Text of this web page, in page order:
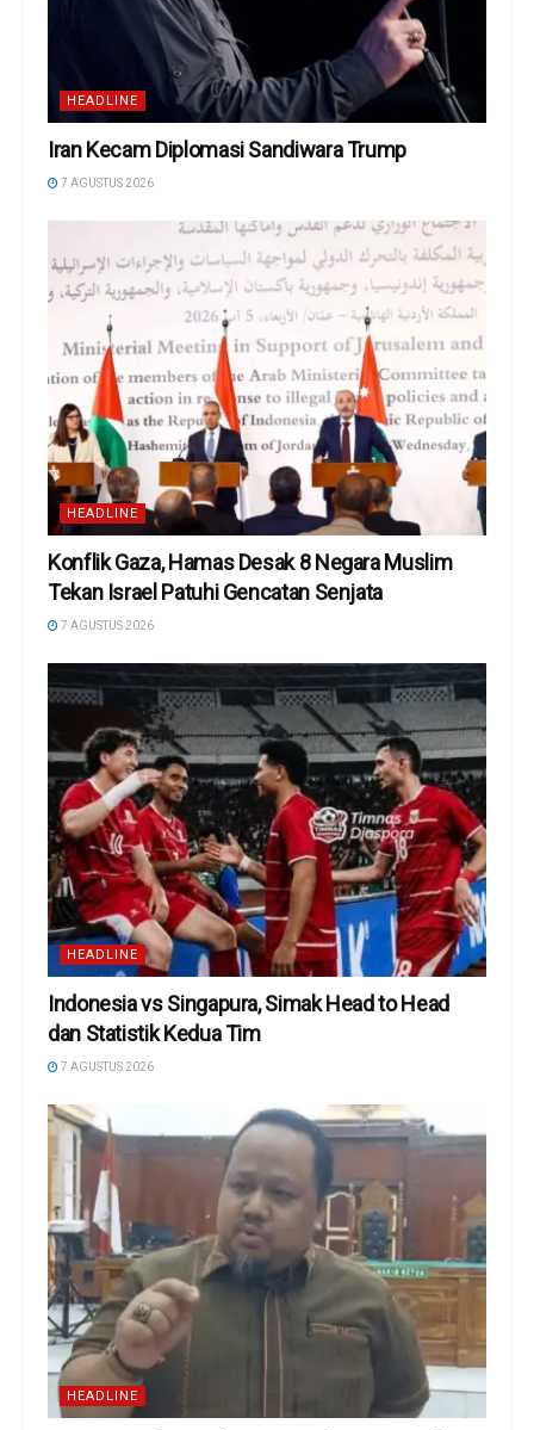
HEADLINE
Iran Kecam Diplomasi Sandiwara Trump
7 AGUSTUS 2026
HEADLINE
Konflik Gaza, Hamas Desak 8 Negara Muslim
Tekan Israel Patuhi Gencatan Senjata
7 AGUSTUS 2026
HEADLINE
Indonesia vs Singapura, Simak Head to Head
dan Statistik Kedua Tim
7 AGUSTUS 2026
HEADLINE